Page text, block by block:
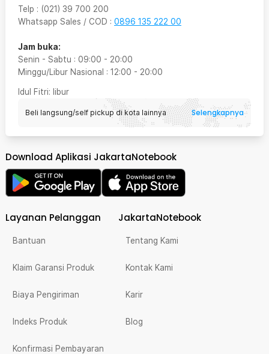
Telp : (021) 39 700 200
Whatsapp Sales / COD : 0896 135 222 00
Jam buka:
Senin - Sabtu : 09:00 - 20:00
Minggu/Libur Nasional : 12:00 - 20:00
Idul Fitri: libur
Beli langsung/self pickup di kota lainnya Selengkapnya
Download Aplikasi JakartaNotebook
Layanan Pelanggan
Bantuan
Klaim Garansi Produk
Biaya Pengiriman
Indeks Produk
Konfirmasi Pembayaran
JakartaNotebook
Tentang Kami
Kontak Kami
Karir
Blog